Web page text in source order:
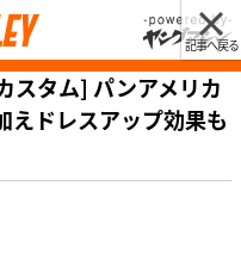
記事へ戻る
タム] パンアメリカ
ドレスアップ効果も